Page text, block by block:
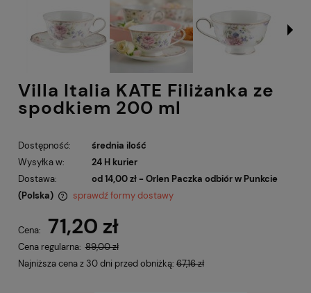
Villa Italia KATE Filiżanka ze
spodkiem 200 ml
Dostępność:
średnia ilość
Wysyłka w:
24 H kurier
Dostawa:
od 14,00 zł - Orlen Paczka odbiór w Punkcie
(Polska)
sprawdź formy dostawy
Cena: 71,20 zł
Cena regularna: 89,00 zł
Najniższa cena z 30 dni przed obniżką: 67,16 zł